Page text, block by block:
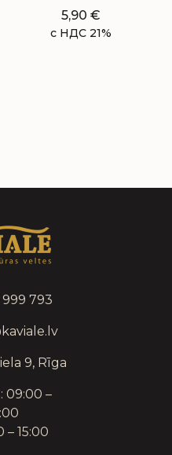
5,90 €
с НДС 21%
999 793
9, Rīga
09:00 –
– 15:00